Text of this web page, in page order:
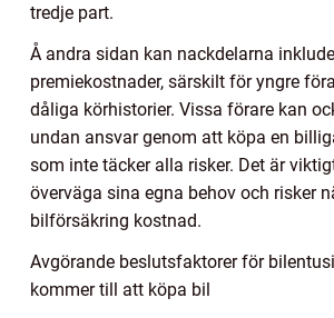
tredje part.
Å andra sidan kan nackdelarna
premiekostnader, särskilt för yngre
dåliga körhistorier. Vissa förare kan
undan ansvar genom att köpa en
som inte täcker alla risker. Det är
överväga sina egna behov och risker
bilförsäkring kostnad.
Avgörande beslutsfaktorer för
kommer till att köpa bil